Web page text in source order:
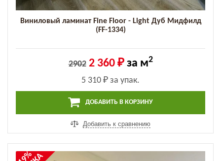
Виниловый ламинат Fine Floor - Light Дуб Мидфилд
(FF-1334)
2902 2 360 ₽за м2
5 310 ₽ за упак.
ДОБАВИТЬ В КОРЗИНУ
Добавить к сравнению